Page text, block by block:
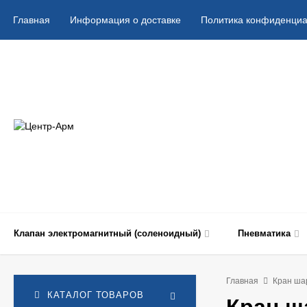
Главная Информация о доставке Политика
Клапан электромагнитный (соленоидный) Пневматика
КАТАЛОГ ТОВАРОВ
Главная Кран